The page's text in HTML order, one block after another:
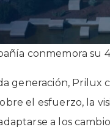
conmemora su
generación, Prilux
el esfuerzo, la
a los